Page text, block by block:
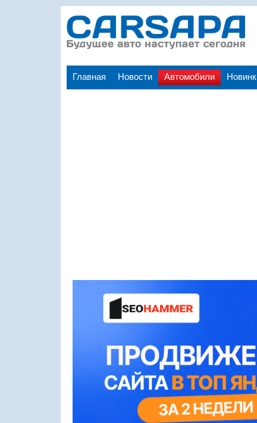
Главная Новости Автомобили